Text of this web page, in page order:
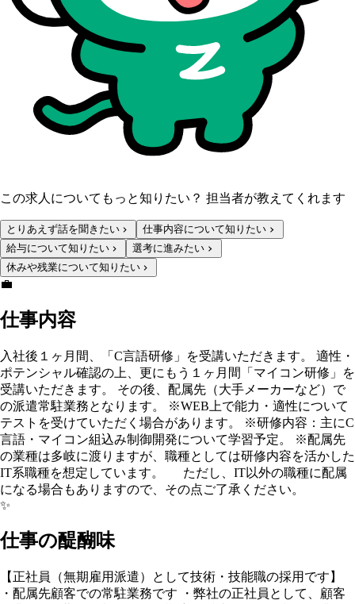
この求人についてもっと知りたい？ 担当者が教えてくれます
とりあえず話を聞きたい
仕事内容について知りたい
給与について知りたい
選考に進みたい
休みや残業について知りたい
💼
仕事内容
入社後１ヶ月間、「C言語研修」を受講いただきます。 適性・
ポテンシャル確認の上、更にもう１ヶ月間「マイコン研修」を
受講いただきます。 その後、配属先（大手メーカーなど）で
の派遣常駐業務となります。 ※WEB上で能力・適性について
テストを受けていただく場合があります。 ※研修内容：主にC
言語・マイコン組込み制御開発について学習予定。 ※配属先
の業種は多岐に渡りますが、職種としては研修内容を活かした
IT系職種を想定しています。 ただし、IT以外の職種に配属
になる場合もありますので、その点ご了承ください。
✨
仕事の醍醐味
【正社員（無期雇用派遣）として技術・技能職の採用です】
・配属先顧客での常駐業務です ・弊社の正社員として、顧客